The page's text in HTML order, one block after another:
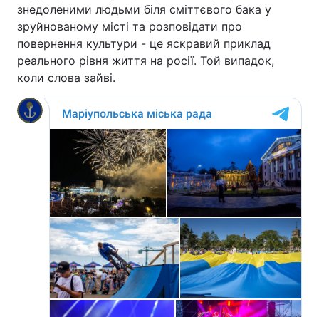
знедоленими людьми біля сміттєвого бака у
зруйнованому місті та розповідати про
повернення культури - це яскравий приклад
реального рівня життя на росії. Той випадок,
коли слова зайві.